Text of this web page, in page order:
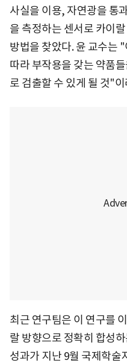
사실을 이용, 자연광을 통
을 측정하는 센서로 카이
방법을 찾았다. 윤 교수는
따라 부작용을 갖는 약품
로 검출할 수 있게 될 것"
최근 연구팀은 이 연구를
랄 방향으로 정확히 합성
성과가 지난 9월 국제학술